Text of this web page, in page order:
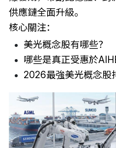
供應鏈全面升級。
核心關注：
美光概念股有哪些？
哪些是真正受惠於
2026最強美光概念股